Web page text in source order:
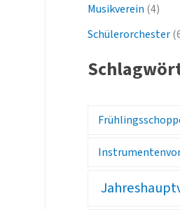
Musikverein (4)
Schülerorchester